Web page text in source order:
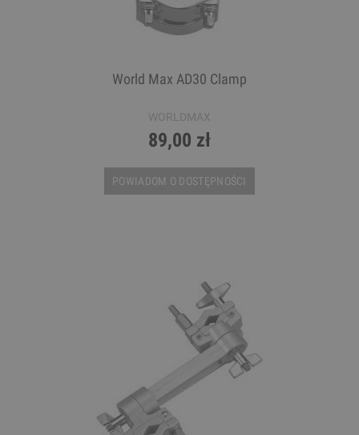
World Max AD30 Clamp
WORLDMAX
89,00 zł
POWIADOM O DOSTĘPNOŚCI